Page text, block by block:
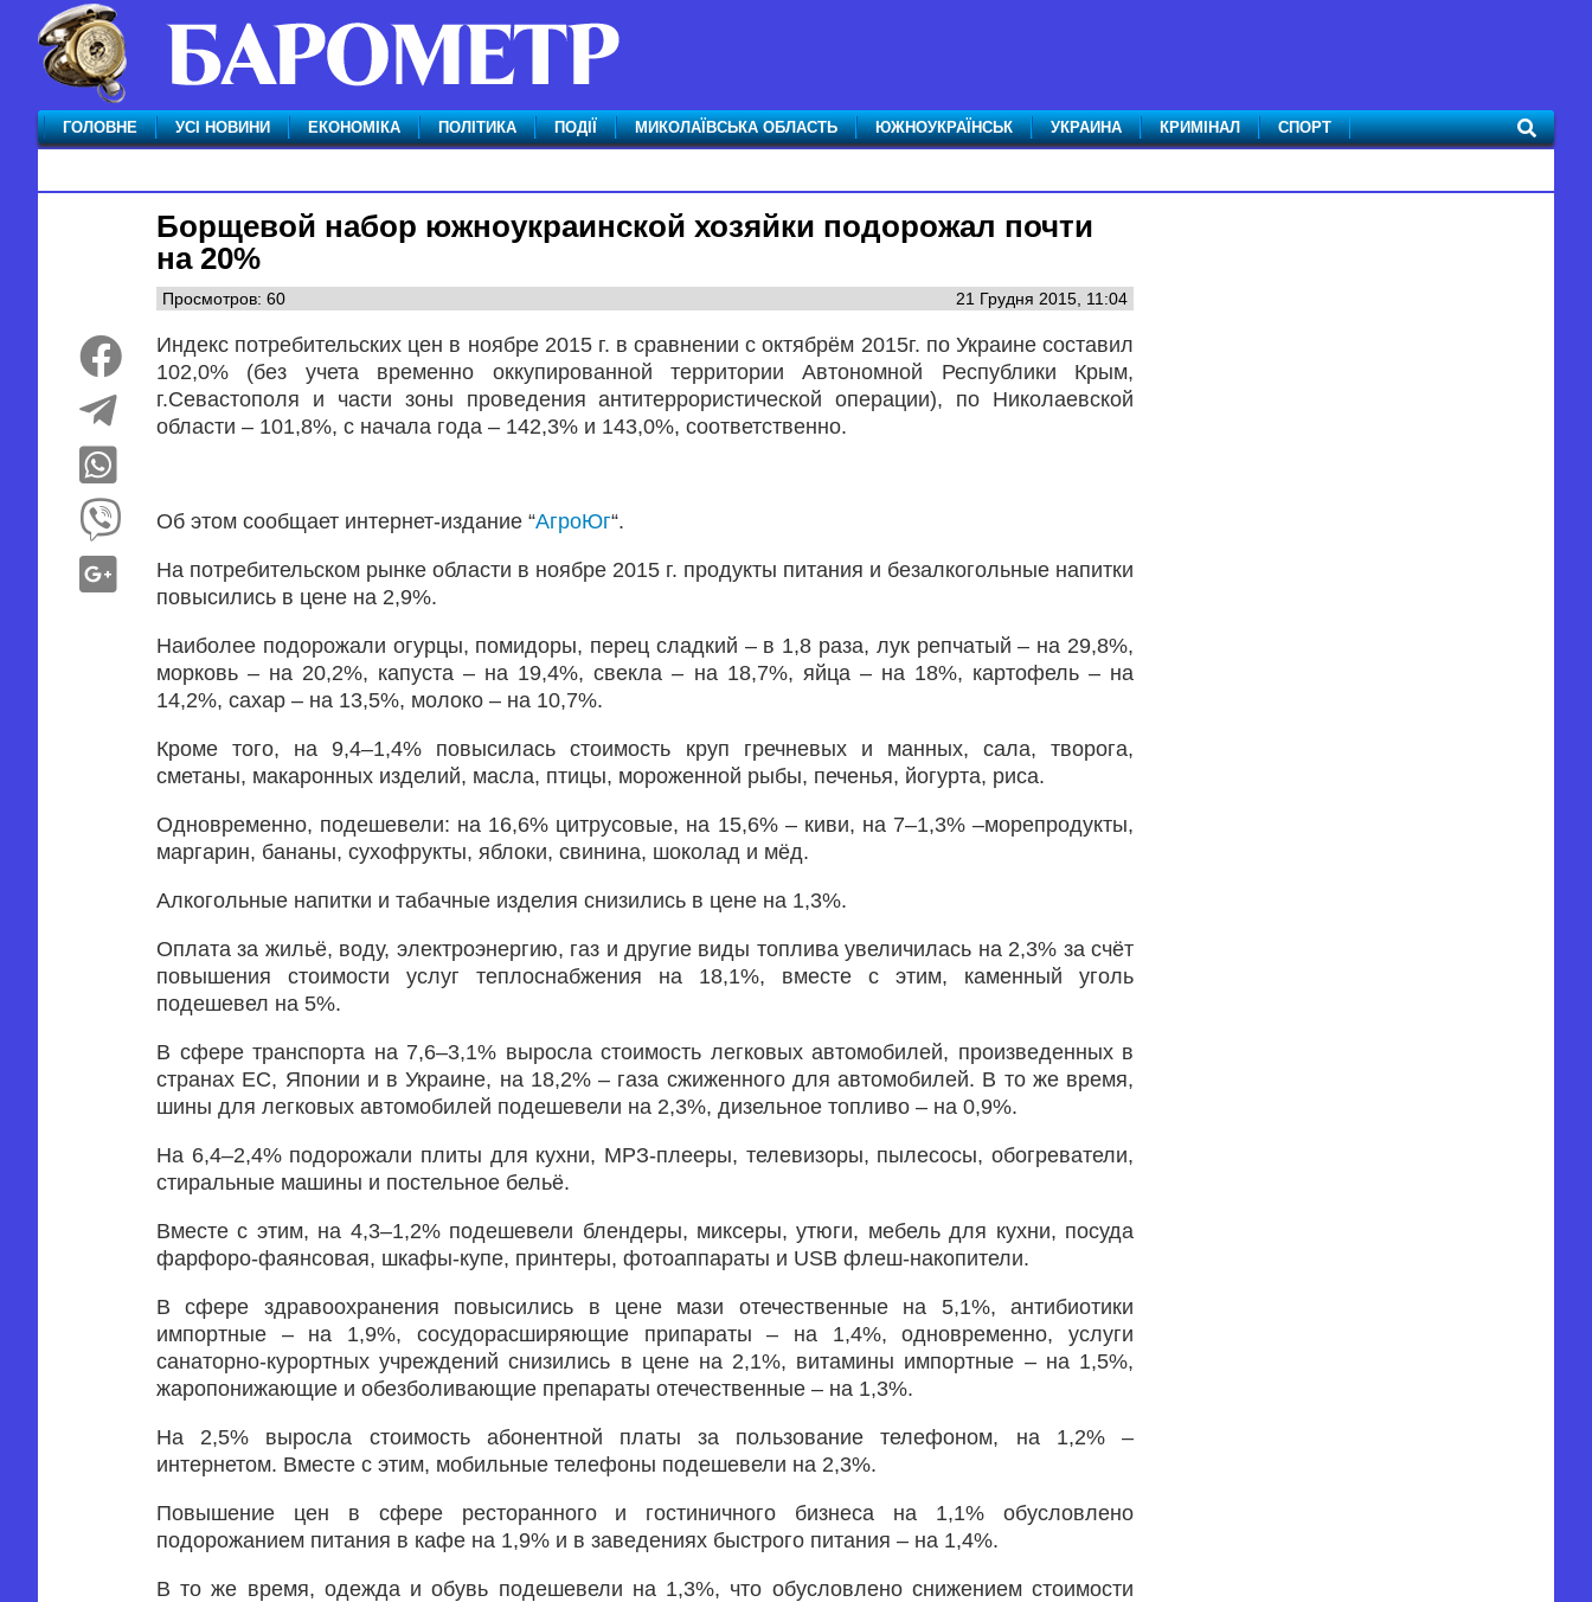
ГОЛОВНЕ УСІ НОВИНИ ЕКОНОМІКА ПОЛІТИКА ПОДІЇ МИКОЛАЇВСЬКА ОБЛАСТЬ ЮЖНОУКРАЇНСЬК УКРАИНА КРИМІНАЛ СПОРТ
Борщевой набор южноукраинской хозяйки подорожал почти
на 20%
Просмотров: 60 21 Грудня 2015, 11:04
Индекс потребительских цен в ноябре 2015 г. в сравнении с октябрём 2015г. по Украине составил
102,0% (без учета временно оккупированной территории Автономной Республики Крым,
г.Севастополя и части зоны проведения антитеррористической операции), по Николаевской
области – 101,8%, с начала года – 142,3% и 143,0%, соответственно.
Об этом сообщает интернет-издание “АгроЮг“.
На потребительском рынке области в ноябре 2015 г. продукты питания и безалкогольные напитки
повысились в цене на 2,9%.
Наиболее подорожали огурцы, помидоры, перец сладкий – в 1,8 раза, лук репчатый – на 29,8%,
морковь – на 20,2%, капуста – на 19,4%, свекла – на 18,7%, яйца – на 18%, картофель – на
14,2%, сахар – на 13,5%, молоко – на 10,7%.
Кроме того, на 9,4–1,4% повысилась стоимость круп гречневых и манных, сала, творога,
сметаны, макаронных изделий, масла, птицы, мороженной рыбы, печенья, йогурта, риса.
Одновременно, подешевели: на 16,6% цитрусовые, на 15,6% – киви, на 7–1,3% –морепродукты,
маргарин, бананы, сухофрукты, яблоки, свинина, шоколад и мёд.
Алкогольные напитки и табачные изделия снизились в цене на 1,3%.
Оплата за жильё, воду, электроэнергию, газ и другие виды топлива увеличилась на 2,3% за счёт
повышения стоимости услуг теплоснабжения на 18,1%, вместе с этим, каменный уголь
подешевел на 5%.
В сфере транспорта на 7,6–3,1% выросла стоимость легковых автомобилей, произведенных в
странах ЕС, Японии и в Украине, на 18,2% – газа сжиженного для автомобилей. В то же время,
шины для легковых автомобилей подешевели на 2,3%, дизельное топливо – на 0,9%.
На 6,4–2,4% подорожали плиты для кухни, МРЗ-плееры, телевизоры, пылесосы, обогреватели,
стиральные машины и постельное бельё.
Вместе с этим, на 4,3–1,2% подешевели блендеры, миксеры, утюги, мебель для кухни, посуда
фарфоро-фаянсовая, шкафы-купе, принтеры, фотоаппараты и USB флеш-накопители.
В сфере здравоохранения повысились в цене мази отечественные на 5,1%, антибиотики
импортные – на 1,9%, сосудорасширяющие припараты – на 1,4%, одновременно, услуги
санаторно-курортных учреждений снизились в цене на 2,1%, витамины импортные – на 1,5%,
жаропонижающие и обезболивающие препараты отечественные – на 1,3%.
На 2,5% выросла стоимость абонентной платы за пользование телефоном, на 1,2% –
интернетом. Вместе с этим, мобильные телефоны подешевели на 2,3%.
Повышение цен в сфере ресторанного и гостиничного бизнеса на 1,1% обусловлено
подорожанием питания в кафе на 1,9% и в заведениях быстрого питания – на 1,4%.
В то же время, одежда и обувь подешевели на 1,3%, что обусловлено снижением стоимости